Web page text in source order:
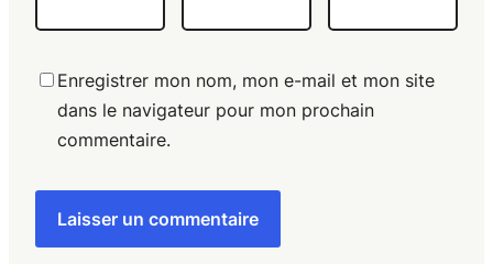
Enregistrer mon nom, mon e-mail et mon site
dans le navigateur pour mon prochain
commentaire.